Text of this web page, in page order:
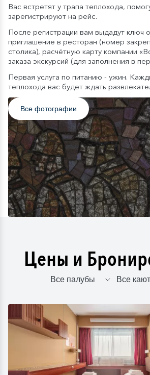
Вас встретят у трапа теплохода,
зарегистрируют на рейс.
После регистрации вам выдадут ключ
приглашение в ресторан (номер
столика), расчётную карту компании
заказа экскурсий (для заполнения в
Первая услуга по питанию - ужин.
теплохода вас будет ждать
Все фотографии
Цены и